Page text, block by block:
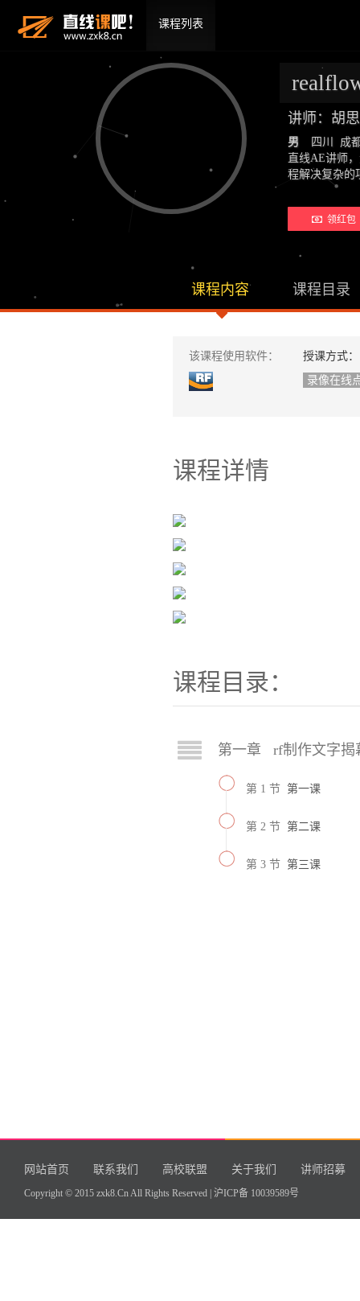
课程列表
讲师：胡
男
四川 成
直线AE讲师
程解决复杂
领红包
课程内容 课程目录
该课程使用软件：
授课方式：
录像在线
课程详情
课程目录：
第一章 rf制作文字揭
第 1 节 第一课
第 2 节 第二课
第 3 节 第三课
网站首页 联系我们 高校联盟 关于我们 讲师招募
Copyright © 2015 zxk8.Cn All Rights Reserved | 沪ICP备 10039589号